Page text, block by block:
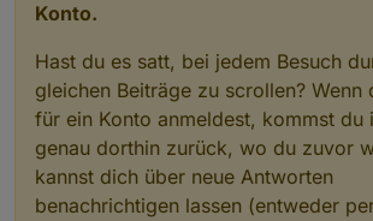
Konto.
Hast du es satt, bei jedem Besuch
gleichen Beiträge zu scrollen? Wenn
für ein Konto anmeldest, kommst du
genau dorthin zurück, wo du zuvor
kannst dich über neue Antworten
benachrichtigen lassen (entweder